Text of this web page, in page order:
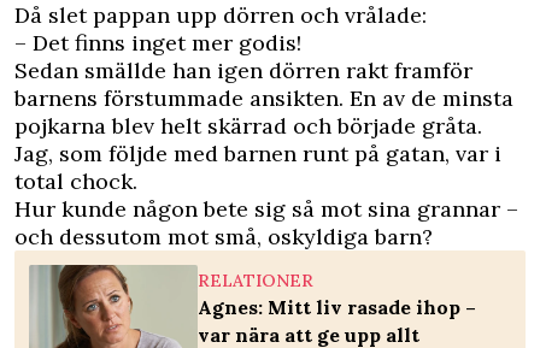
Då slet pappan upp dörren och vrålade:
– Det finns inget mer godis!
Sedan smällde han igen dörren rakt framför
barnens förstummade ansikten. En av de minsta
pojkarna blev helt skärrad och började gråta.
Jag, som följde med barnen runt på gatan, var i
total chock.
Hur kunde någon bete sig så mot sina grannar –
och dessutom mot små, oskyldiga barn?
RELATIONER
Agnes: Mitt liv rasade ihop –
var nära att ge upp allt